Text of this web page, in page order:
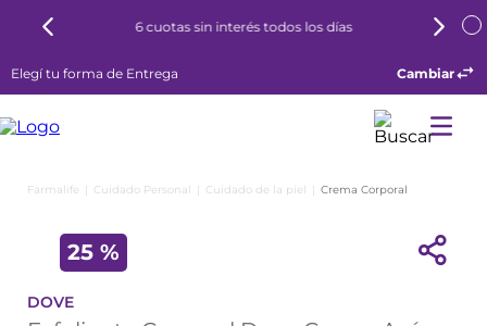
6 cuotas sin interés todos los días
Elegí tu forma de Entrega Cambiar
Cuidado Personal Cuidado de la piel Crema Corporal
25 %
DOVE